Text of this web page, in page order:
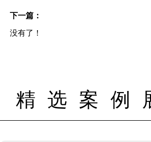
下一篇：
没有了！
精选案例